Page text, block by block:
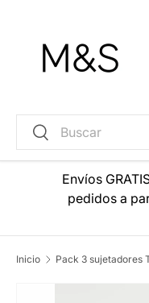
Buscar
Buscar
Envíos
pedidos a
Inicio Pack 3 sujetadores